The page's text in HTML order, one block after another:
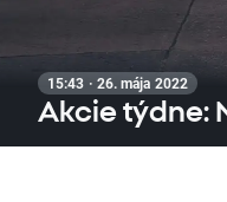
15:43 · 26. mája 2022
Akcie týdne: